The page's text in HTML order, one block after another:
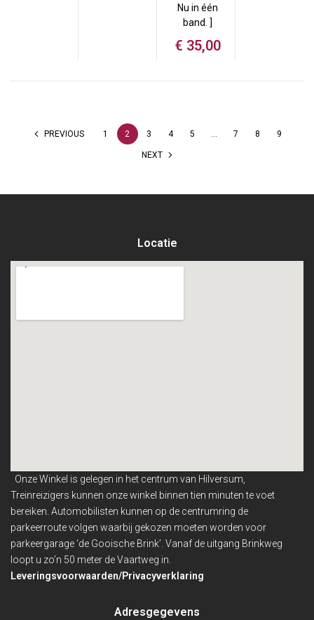
Nu in één
band. ]
€ 35,00
PREVIOUS 1 2 3 4 5 … 7 8 9
NEXT
Locatie
Onze Winkel is gelegen in het centrum van Hilversum,
Treinreizigers kunnen onze winkel binnentien minuten te voet
bereiken. Automobilisten kunnen op de centrumring de
parkeerroute volgen waarbij gekozen moeten worden voor
parkeergarage ‘de Gooische Brink’. Vanaf de uitgang Brinkweg
loopt u zo’n 50 meter de Vaartweg in.
Leveringsvoorwaarden/Privacyverklaring
Adresgegevens